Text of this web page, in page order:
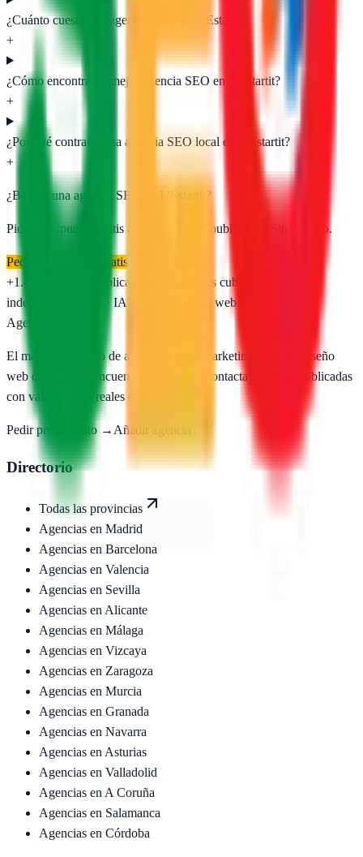
¿Cuánto cuesta una agencia SEO en L'Estartit?
+
¿Cómo encontrar la mejor agencia SEO en L'Estartit?
+
¿Por qué contratar una agencia SEO local en L'Estartit?
+
¿Buscas una agencia SEO en L'Estartit ?
Pide presupuesto gratis a las agencias publicadas. Sin registro.
Pedir presupuesto gratis
+1.650
agencias publicadas provincias cubiertas
independiente
SEO · IA · GEO · Diseño web
AgenciasSEO
El mayor directorio de agencias SEO, marketing digital y diseño
web de España. Encuentra, compara y contacta agencias publicadas
con valoraciones reales de Google.
Pedir presupuesto → Añadir agencia
Directorio
Todas las provincias
Agencias en Madrid
Agencias en Barcelona
Agencias en Valencia
Agencias en Sevilla
Agencias en Alicante
Agencias en Málaga
Agencias en Vizcaya
Agencias en Zaragoza
Agencias en Murcia
Agencias en Granada
Agencias en Navarra
Agencias en Asturias
Agencias en Valladolid
Agencias en A Coruña
Agencias en Salamanca
Agencias en Córdoba